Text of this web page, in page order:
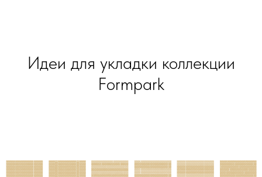
Идеи для укладки коллекции
Formpark